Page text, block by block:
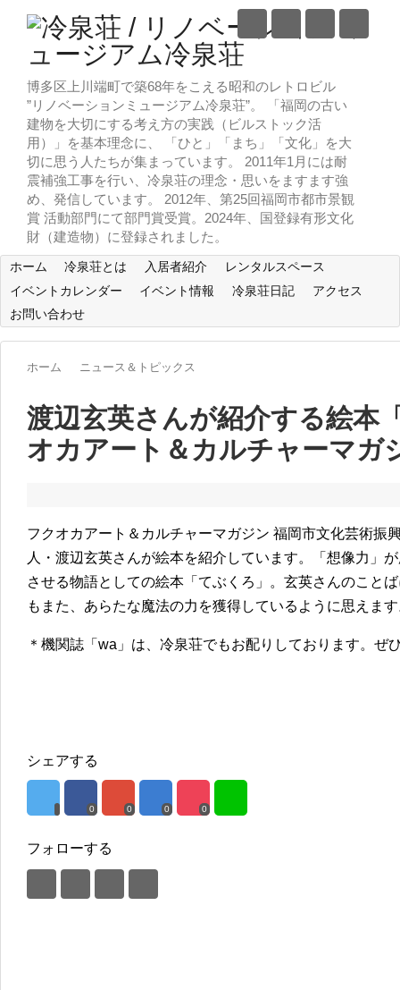
博多区上川端町で築68年をこえる昭和のレトロビル
”リノベーションミュージアム冷泉荘”。 「福岡の古い
建物を大切にする考え方の実践（ビルストック活
用）」を基本理念に、 「ひと」「まち」「文化」を大
切に思う人たちが集まっています。 2011年1月には耐
震補強工事を行い、冷泉荘の理念・思いをますます強
め、発信しています。 2012年、第25回福岡市都市景観
賞 活動部門にて部門賞受賞。2024年、国登録有形文化
財（建造物）に登録されました。
ホーム 冷泉荘とは 入居者紹介
レンタルスペース
イベントカレンダー
イベント情報 冷泉荘日記
アクセス
お問い合わせ
ホーム ニュース＆トピックス
渡辺玄英さんが紹介する絵本
オカアート＆カルチャーマガ
フクオカアート＆カルチャーマガジン 福岡市文化芸術振
人・渡辺玄英さんが絵本を紹介しています。「想像力」
させる物語としての絵本「てぶくろ」。玄英さんのこと
もまた、あらたな魔法の力を獲得しているように思えま
＊機関誌「wa」は、冷泉荘でもお配りしております。ぜ
シェアする
0 0 0 0
フォローする